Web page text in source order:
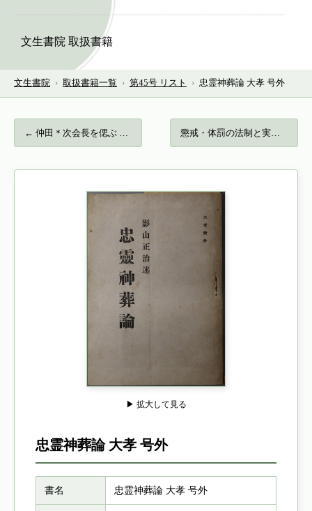
文生書院 取扱書籍
文生書院 › 取扱書籍一覧 › 第45号 リスト › 忠霊神葬論 大孝 号外
← 仲田＊次会長を偲ぶ （静岡三菱ふそう自動… 懲戒・体罰の法制と実態… →
▶ 拡大して見る
忠霊神葬論 大孝 号外
書名 忠霊神葬論 大孝 号外